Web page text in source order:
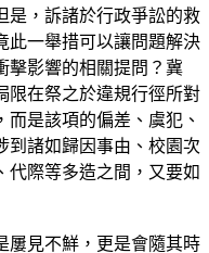
是，訴諸於行政爭訟的救
此一舉措可以讓問題解決
擊影響的相關提問？冀
限在祭之於違規行徑所對
是該項的偏差、虞犯、
到諸如歸因事由、校園次
代際等多造之間，又要如
屢見不鮮，更是會隨其時